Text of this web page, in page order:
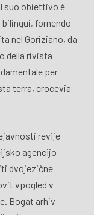
suo obiettivo è
fornendo
nel Goriziano, da
della rivista
per
terra, crocevia
revije
agencijo
dvojezične
vpogled v
Bogat arhiv